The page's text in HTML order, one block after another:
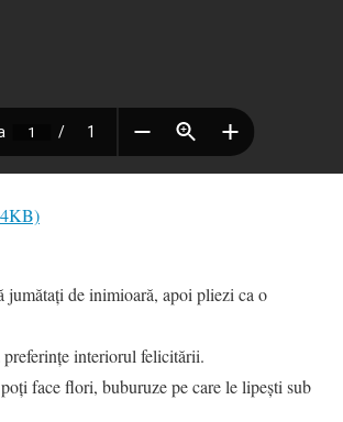
jumătați de inimioară, apoi pliezi ca o
interiorul felicitării.
face flori, buburuze pe care le lipești sub